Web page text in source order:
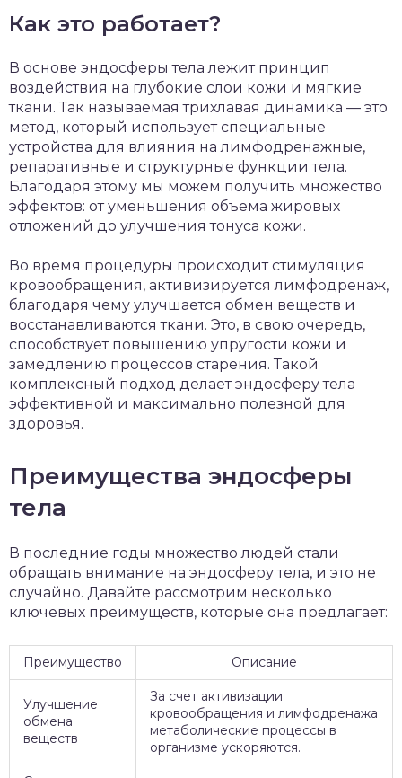
Как это работает?
В основе эндосферы тела лежит принцип
воздействия на глубокие слои кожи и мягкие
ткани. Так называемая трихлавая динамика — это
метод, который использует специальные
устройства для влияния на лимфодренажные,
репаративные и структурные функции тела.
Благодаря этому мы можем получить множество
эффектов: от уменьшения объема жировых
отложений до улучшения тонуса кожи.
Во время процедуры происходит стимуляция
кровообращения, активизируется лимфодренаж,
благодаря чему улучшается обмен веществ и
восстанавливаются ткани. Это, в свою очередь,
способствует повышению упругости кожи и
замедлению процессов старения. Такой
комплексный подход делает эндосферу тела
эффективной и максимально полезной для
здоровья.
Преимущества эндосферы
тела
В последние годы множество людей стали
обращать внимание на эндосферу тела, и это не
случайно. Давайте рассмотрим несколько
ключевых преимуществ, которые она предлагает:
Преимущество Описание
Улучшение
обмена
веществ
За счет активизации
кровообращения и лимфодренажа
метаболические процессы в
организме ускоряются.